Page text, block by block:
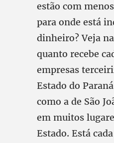
estão com
para onde está
dinheiro? Veja
quanto recebe
empresas
Estado do
como a de São
em muitos
Estado. Está